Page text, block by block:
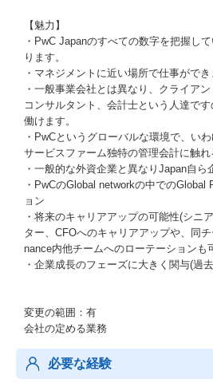
【魅力】
・PwC Japanのすべての数字を把握し
ります。
・マネジメントに近い場所で仕事ができ
・一般事業会社とは異なり、クライア
コンサルタント、会計士という人達で
働けます。
・PwCというグローバルな環境で、い
サービスファーム独特の管理会計に触れ
・一般的な外資企業と異なりJapan自ら
・PwCのGlobal networkの中でのGlobal
ョン
・将来のキャリアアップの可能性(シニ
ター、CFOへのキャリアアップや、同
nance内他チームへのローテーションも
・企業成長のフェーズに大きく関与(過
変更の範囲：有
会社の定める業務
必要な経験